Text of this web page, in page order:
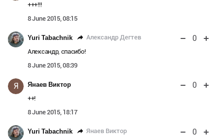
+++!!!
8 June 2015, 08:15
Yuri Tabachnik Александр Дегтев 0
Александр, спасибо!
8 June 2015, 08:39
Я Янаев Виктор 0
++!
8 June 2015, 18:17
Yuri Tabachnik Янаев Виктор 0